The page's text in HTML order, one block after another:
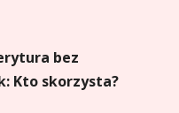
bez
Kto skorzysta?